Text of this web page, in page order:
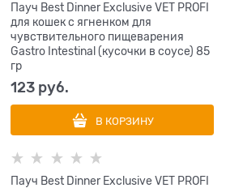
Пауч Best Dinner Exclusive VET PROFI
для кошек с ягненком для
чувствительного пищеварения
Gastro Intestinal (кусочки в соусе) 85
гр
123 руб.
В КОРЗИНУ
Пауч Best Dinner Exclusive VET PROFI